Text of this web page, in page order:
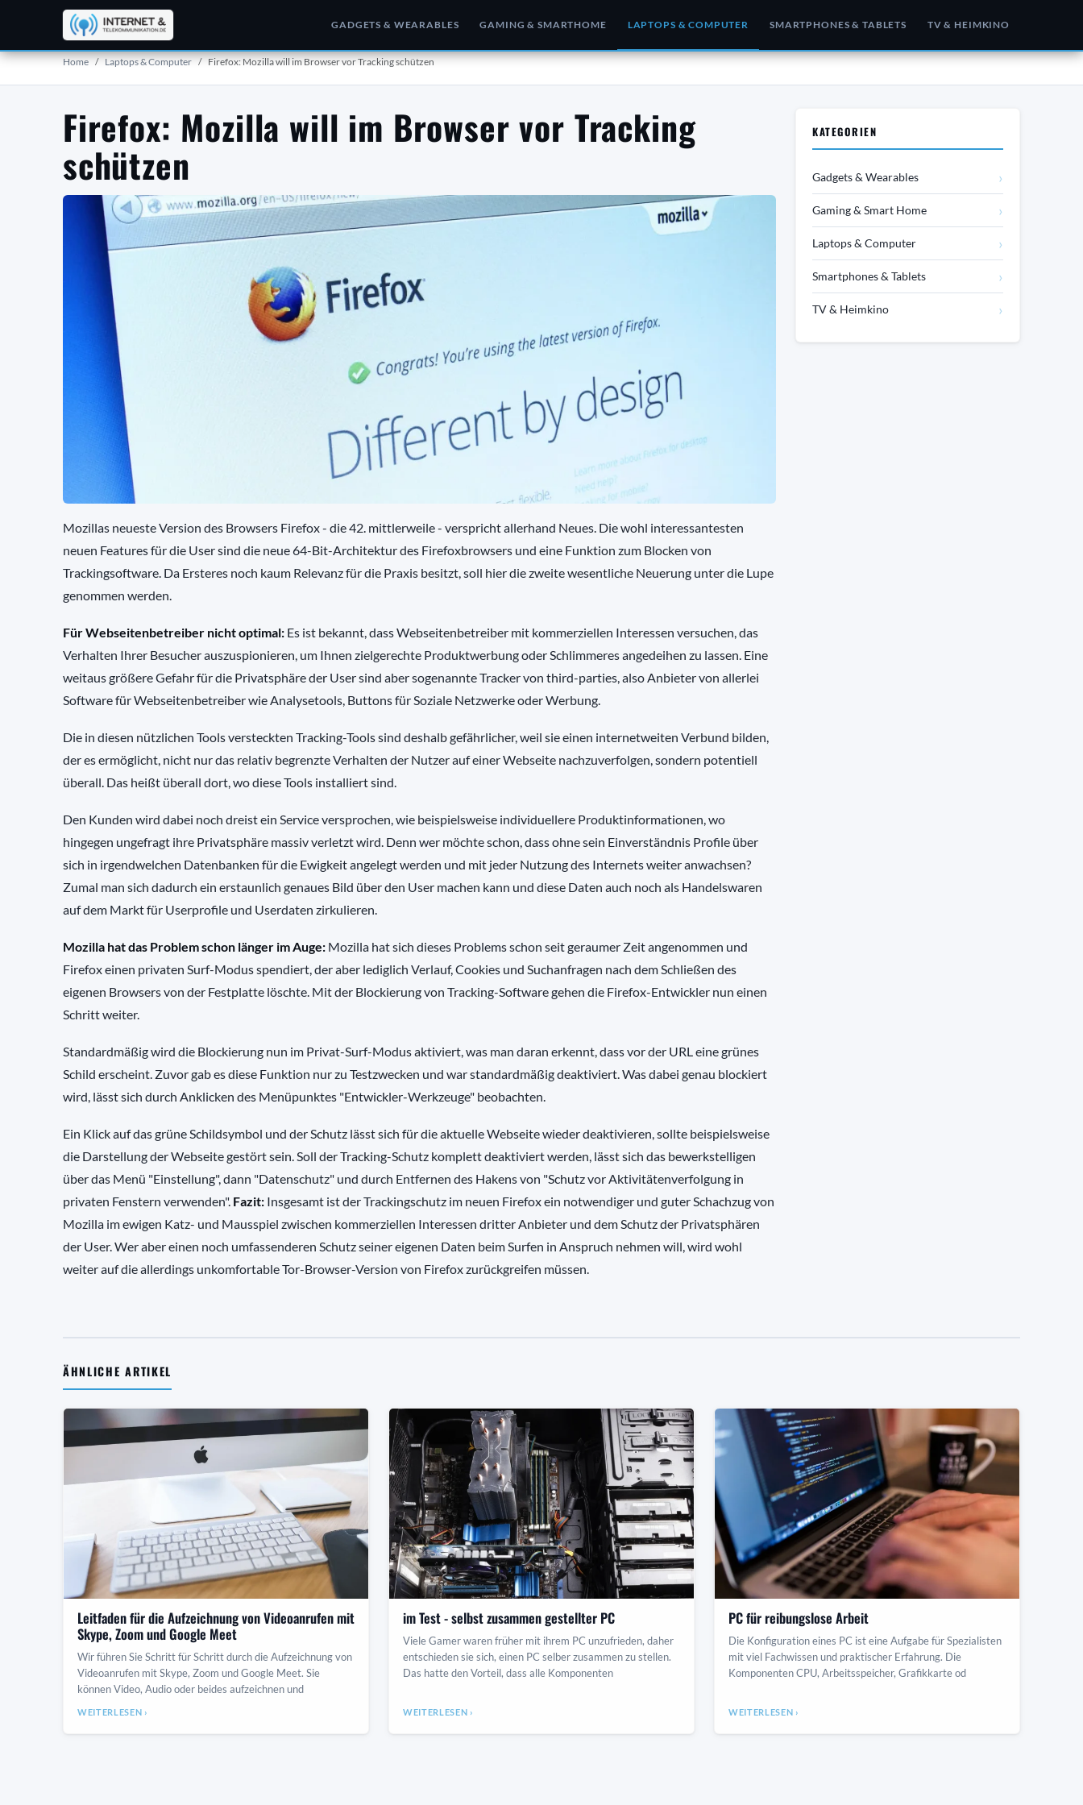
GADGETS & WEARABLES GAMING & SMARTHOME LAPTOPS & COMPUTER SMARTPHONES & TABLETS TV & HEIMKINO
Home Laptops & Computer Firefox: Mozilla will im Browser vor Tracking schützen
Firefox: Mozilla will im Browser vor Tracking
schützen
Mozillas neueste Version des Browsers Firefox - die 42. mittlerweile - verspricht allerhand Neues. Die wohl interessantesten
neuen Features für die User sind die neue 64-Bit-Architektur des Firefoxbrowsers und eine Funktion zum Blocken von
Trackingsoftware. Da Ersteres noch kaum Relevanz für die Praxis besitzt, soll hier die zweite wesentliche Neuerung unter die Lupe
genommen werden.
Für Webseitenbetreiber nicht optimal: Es ist bekannt, dass Webseitenbetreiber mit kommerziellen Interessen versuchen, das
Verhalten Ihrer Besucher auszuspionieren, um Ihnen zielgerechte Produktwerbung oder Schlimmeres angedeihen zu lassen. Eine
weitaus größere Gefahr für die Privatsphäre der User sind aber sogenannte Tracker von third-parties, also Anbieter von allerlei
Software für Webseitenbetreiber wie Analysetools, Buttons für Soziale Netzwerke oder Werbung.
Die in diesen nützlichen Tools versteckten Tracking-Tools sind deshalb gefährlicher, weil sie einen internetweiten Verbund bilden,
der es ermöglicht, nicht nur das relativ begrenzte Verhalten der Nutzer auf einer Webseite nachzuverfolgen, sondern potentiell
überall. Das heißt überall dort, wo diese Tools installiert sind.
Den Kunden wird dabei noch dreist ein Service versprochen, wie beispielsweise individuellere Produktinformationen, wo
hingegen ungefragt ihre Privatsphäre massiv verletzt wird. Denn wer möchte schon, dass ohne sein Einverständnis Profile über
sich in irgendwelchen Datenbanken für die Ewigkeit angelegt werden und mit jeder Nutzung des Internets weiter anwachsen?
Zumal man sich dadurch ein erstaunlich genaues Bild über den User machen kann und diese Daten auch noch als Handelswaren
auf dem Markt für Userprofile und Userdaten zirkulieren.
Mozilla hat das Problem schon länger im Auge: Mozilla hat sich dieses Problems schon seit geraumer Zeit angenommen und
Firefox einen privaten Surf-Modus spendiert, der aber lediglich Verlauf, Cookies und Suchanfragen nach dem Schließen des
eigenen Browsers von der Festplatte löschte. Mit der Blockierung von Tracking-Software gehen die Firefox-Entwickler nun einen
Schritt weiter.
Standardmäßig wird die Blockierung nun im Privat-Surf-Modus aktiviert, was man daran erkennt, dass vor der URL eine grünes
Schild erscheint. Zuvor gab es diese Funktion nur zu Testzwecken und war standardmäßig deaktiviert. Was dabei genau blockiert
wird, lässt sich durch Anklicken des Menüpunktes "Entwickler-Werkzeuge" beobachten.
Ein Klick auf das grüne Schildsymbol und der Schutz lässt sich für die aktuelle Webseite wieder deaktivieren, sollte beispielsweise
die Darstellung der Webseite gestört sein. Soll der Tracking-Schutz komplett deaktiviert werden, lässt sich das bewerkstelligen
über das Menü "Einstellung", dann "Datenschutz" und durch Entfernen des Hakens von "Schutz vor Aktivitätenverfolgung in
privaten Fenstern verwenden". Fazit: Insgesamt ist der Trackingschutz im neuen Firefox ein notwendiger und guter Schachzug von
Mozilla im ewigen Katz- und Mausspiel zwischen kommerziellen Interessen dritter Anbieter und dem Schutz der Privatsphären
der User. Wer aber einen noch umfassenderen Schutz seiner eigenen Daten beim Surfen in Anspruch nehmen will, wird wohl
weiter auf die allerdings unkomfortable Tor-Browser-Version von Firefox zurückgreifen müssen.
KATEGORIEN
Gadgets & Wearables ›
Gaming & Smart Home ›
Laptops & Computer ›
Smartphones & Tablets ›
TV & Heimkino ›
ÄHNLICHE ARTIKEL
Leitfaden für die Aufzeichnung von Videoanrufen mit
Skype, Zoom und Google Meet
Wir führen Sie Schritt für Schritt durch die Aufzeichnung von
Videoanrufen mit Skype, Zoom und Google Meet. Sie
können Video, Audio oder beides aufzeichnen und
WEITERLESEN ›
im Test - selbst zusammen gestellter PC
Viele Gamer waren früher mit ihrem PC unzufrieden, daher
entschieden sie sich, einen PC selber zusammen zu stellen.
Das hatte den Vorteil, dass alle Komponenten
WEITERLESEN ›
PC für reibungslose Arbeit
Die Konfiguration eines PC ist eine Aufgabe für Spezialisten
mit viel Fachwissen und praktischer Erfahrung. Die
Komponenten CPU, Arbeitsspeicher, Grafikkarte od
WEITERLESEN ›